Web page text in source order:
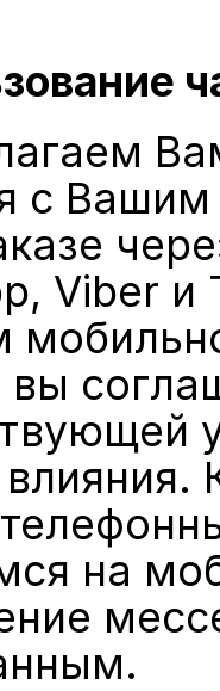
с
Viber и
на